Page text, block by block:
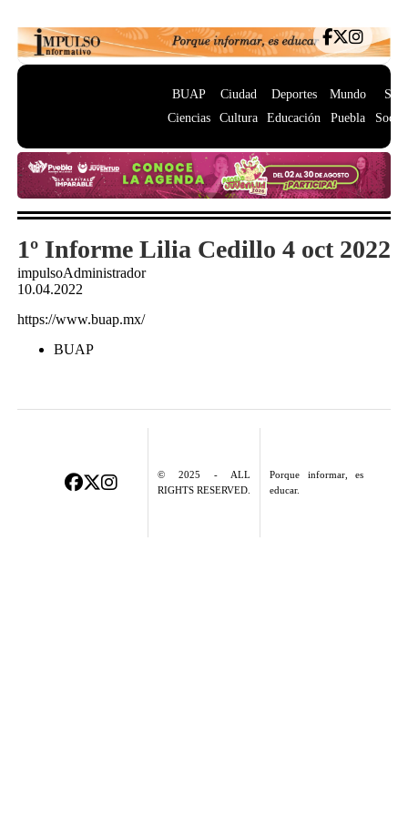
BUAP
Ciencias
Ciudad
Cultura
Deportes
Educación
Mundo
Puebla
1º Informe Lilia Cedillo 4 oct 2022
impulsoAdministrador
10.04.2022
https://www.buap.mx/
BUAP
© 2025 - ALL
RIGHTS RESERVED.
Porque informar, es
educar.